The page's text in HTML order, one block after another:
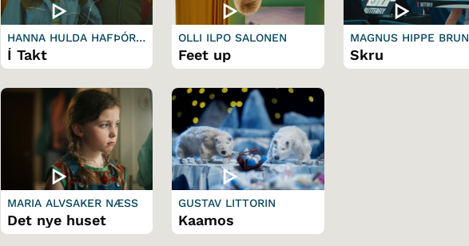
HANNA HULDA HAFÞÓRS
DÓTTIR
Í Takt
OLLI ILPO SALONEN
Feet up
MAGNUS HIPPE BRUN
Skru
MARIA ALVSAKER NÆSS
Det nye huset
GUSTAV LITTORIN
Kaamos